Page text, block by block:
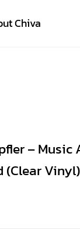
Chiva
– Music
(Clear Vinyl)